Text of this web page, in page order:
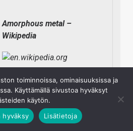
Amorphous metal –
Wikipedia
toiminnoissa, ominaisuuksissa ja
Käyttämällä sivustoa hyväksyt
käytön.
hyväksy Lisätietoja